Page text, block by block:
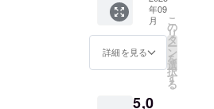
のリ
ターン
はとに
かく応
にかく
る カ
フェラ
テ券
有効期
間：
2025年
日〜
年09
月
詳細を見る
こ
の
リ
タ
ー
ン
を
選
択
す
る
5,0